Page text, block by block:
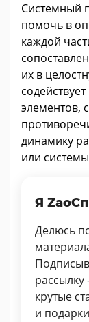
Системный
помочь в
каждой
их в
элементов,
динамику
или
Я
Делюсь
крутые
и